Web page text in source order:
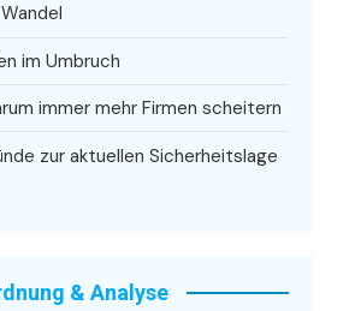
im Umbruch
immer mehr Firmen scheitern
zur aktuellen Sicherheitslage
& Analyse